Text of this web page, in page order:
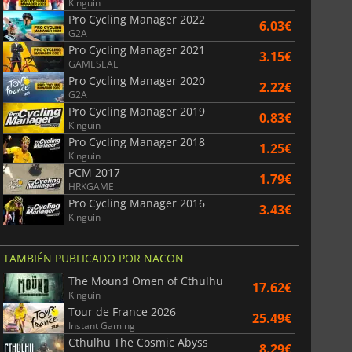
Kinguin
Pro Cycling Manager 2022
G2A 6.03€
Pro Cycling Manager 2021
GAMESEAL 3.15€
Pro Cycling Manager 2020
G2A 2.22€
Pro Cycling Manager 2019
Kinguin 0.83€
Pro Cycling Manager 2018
Kinguin 1.25€
PCM 2017
HRKGAME 1.79€
Pro Cycling Manager 2016
Kinguin 3.43€
TAMBIÉN PUBLICADO POR NACON
The Mound Omen of Cthulhu
Kinguin 17.62€
Tour de France 2026
Instant Gaming 25.49€
Cthulhu The Cosmic Abyss